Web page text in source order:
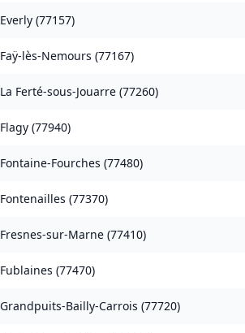
Everly (77157)
Faÿ-lès-Nemours (77167)
La Ferté-sous-Jouarre (77260)
Flagy (77940)
Fontaine-Fourches (77480)
Fontenailles (77370)
Fresnes-sur-Marne (77410)
Fublaines (77470)
Grandpuits-Bailly-Carrois (77720)